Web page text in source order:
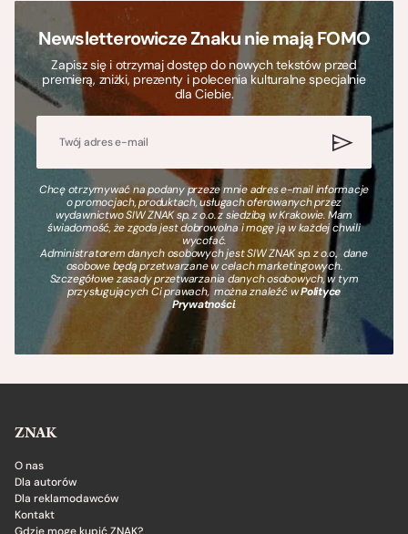
Newsletterowicze Znaku nie mają FOMO
Zapisz się i otrzymaj dostęp do nowych tekstów przed
premierą, zniżki, prezenty i polecenia kulturalne specjalnie
dla Ciebie.
Chcę otrzymywać na podany przeze mnie adres e-mail informacje
o promocjach, produktach, usługach oferowanych przez
wydawnictwo SIW ZNAK sp. z o.o. z siedzibą w Krakowie. Mam
świadomość, że zgoda jest dobrowolna i mogę ją w każdej chwili
wycofać.
Administratorem danych osobowych jest SIW ZNAK sp. z o.o., dane
osobowe będą przetwarzane w celach marketingowych.
Szczegółowe zasady przetwarzania danych osobowych, w tym
przysługujących Ci prawach, można znaleźć wPolityce
Prywatności.
ZNAK
O nas
Dla autorów
Dla reklamodawców
Kontakt